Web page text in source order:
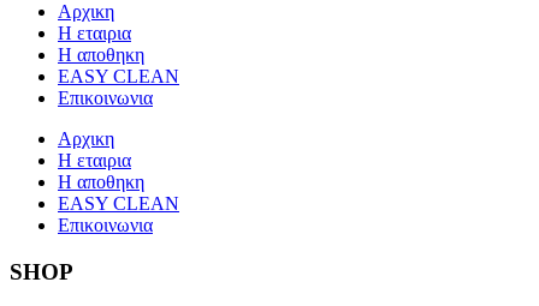
Αρχικη
Η εταιρια
Η αποθηκη
EASY CLEAN
Επικοινωνια
Αρχικη
Η εταιρια
Η αποθηκη
EASY CLEAN
Επικοινωνια
SHOP